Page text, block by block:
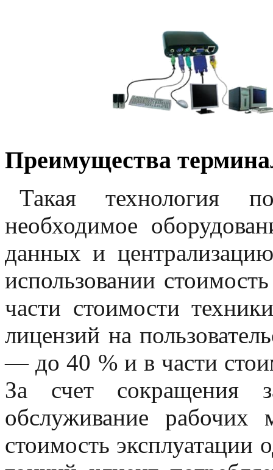
Преимущества
Такая технология
необходимое
данных и
использовании
части стоимости
лицензий на
— до 40 % и в части
За счет сокращения
обслуживание
стоимость эксплуатации